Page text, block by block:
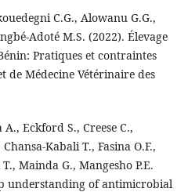
C.G., Alowanu G.G.,
Adoté M.S. (2022). Élevage
Pratiques et contraintes
de Médecine Vétérinaire des
Eckford S., Creese C.,
Kabali T., Fasina O.F.,
Mainda G., Mangesho P.E.
understanding of antimicrobial